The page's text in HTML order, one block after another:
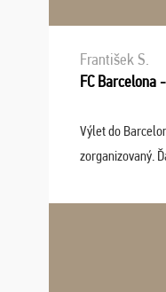
František S.
FC Barcelona
Výlet do
zorganizovaný.